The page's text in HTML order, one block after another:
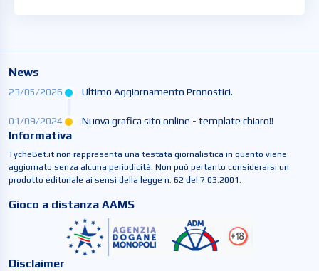
News
23/05/2026 Ultimo Aggiornamento Pronostici.
01/09/2024 Nuova grafica sito online - template chiaro!!
Informativa
TycheBet.it non rappresenta una testata giornalistica in quanto viene
aggiornato senza alcuna periodicità. Non può pertanto considerarsi un
prodotto editoriale ai sensi della legge n. 62 del 7.03.2001.
Gioco a distanza AAMS
Disclaimer